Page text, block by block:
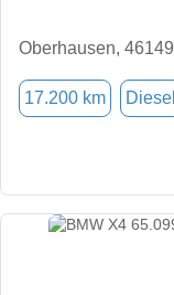
Oberhausen, 46149
17.200 km Diesel